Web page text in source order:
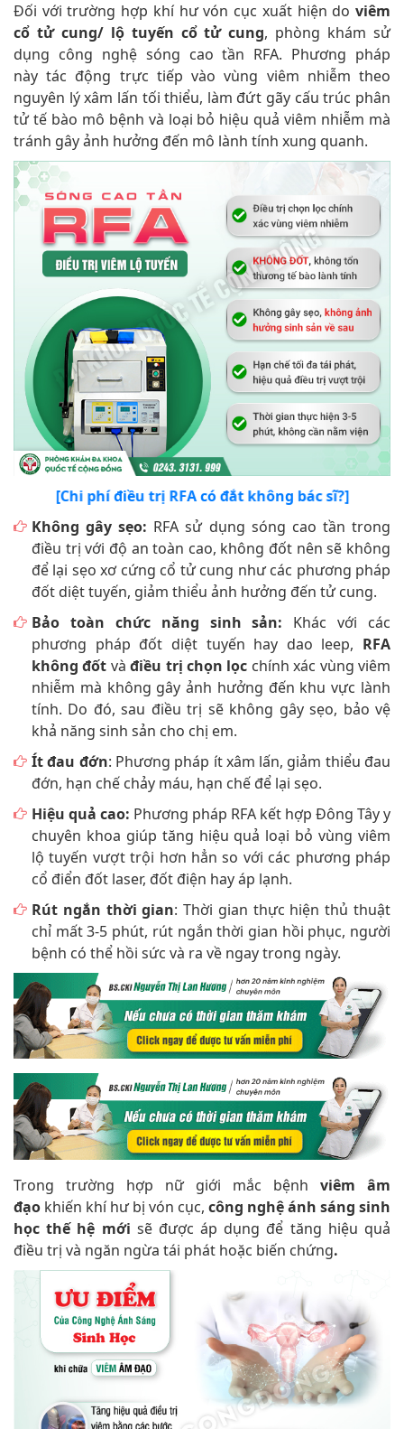
Đối với trường hợp khí hư vón cục xuất hiện do viêm
cổ tử cung/ lộ tuyến cổ tử cung, phòng khám sử
dụng công nghệ sóng cao tần RFA. Phương pháp
này tác động trực tiếp vào vùng viêm nhiễm theo
nguyên lý xâm lấn tối thiểu, làm đứt gãy cấu trúc phân
tử tế bào mô bệnh và loại bỏ hiệu quả viêm nhiễm mà
tránh gây ảnh hưởng đến mô lành tính xung quanh.
[Chi phí điều trị RFA có đắt không bác sĩ?]
Không gây sẹo: RFA sử dụng sóng cao tần trong
điều trị với độ an toàn cao, không đốt nên sẽ không
để lại sẹo xơ cứng cổ tử cung như các phương pháp
đốt diệt tuyến, giảm thiểu ảnh hưởng đến tử cung.
Bảo toàn chức năng sinh sản: Khác với các
phương pháp đốt diệt tuyến hay dao leep, RFA
không đốt vàđiều trị chọn lọc chính xác vùng viêm
nhiễm mà không gây ảnh hưởng đến khu vực lành
tính. Do đó, sau điều trị sẽ không gây sẹo, bảo vệ
khả năng sinh sản cho chị em.
Ít đau đớn: Phương pháp ít xâm lấn, giảm thiểu đau
đớn, hạn chế chảy máu, hạn chế để lại sẹo.
Hiệu quả cao: Phương pháp RFA kết hợp Đông Tây y
chuyên khoa giúp tăng hiệu quả loại bỏ vùng viêm
lộ tuyến vượt trội hơn hẳn so với các phương pháp
cổ điển đốt laser, đốt điện hay áp lạnh.
Rút ngắn thời gian: Thời gian thực hiện thủ thuật
chỉ mất 3-5 phút, rút ngắn thời gian hồi phục, người
bệnh có thể hồi sức và ra về ngay trong ngày.
Trong trường hợp nữ giới mắc bệnh viêm âm
đạo khiến khí hư bị vón cục, công nghệ ánh sáng sinh
học thế hệ mới sẽ được áp dụng để tăng hiệu quả
điều trị và ngăn ngừa tái phát hoặc biến chứng.